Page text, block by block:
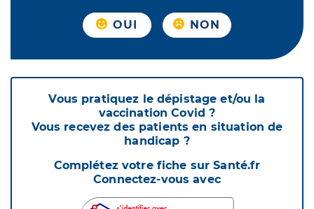
OUI NON
Vous pratiquez le dépistage et/ou la
vaccination Covid ?
Vous recevez des patients en situation de
handicap ?
Complétez votre fiche sur Santé.fr
Connectez-vous avec